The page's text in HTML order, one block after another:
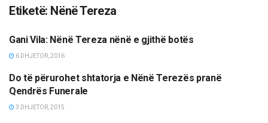
Etiketë: Nënë Tereza
OPINIONE/EDITORIALE
Gani Vila: Nënë Tereza nënë e gjithë botës
6 DHJETOR, 2016
TË NDRYSHME
Do të përurohet shtatorja e Nënë Terezës pranë
Qendrës Funerale
3 DHJETOR, 2015